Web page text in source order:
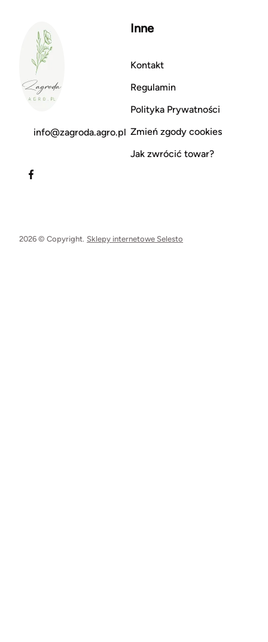
info@zagroda.agro.pl
Inne
Kontakt
Regulamin
Polityka Prywatności
Zmień zgody cookies
Jak zwrócić towar?
2026 © Copyright. Sklepy internetowe Selesto